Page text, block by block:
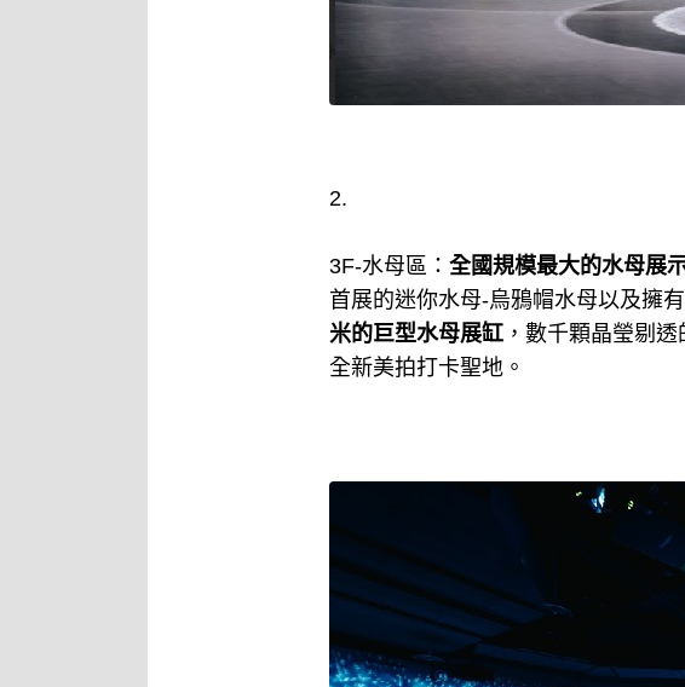
2.
3F-水母區： 全國規模最大的水母展
首展的迷你水母-烏鴉帽水母以及擁
米的巨型水母展缸 ，數千顆晶瑩剔
全新美拍打卡聖地。